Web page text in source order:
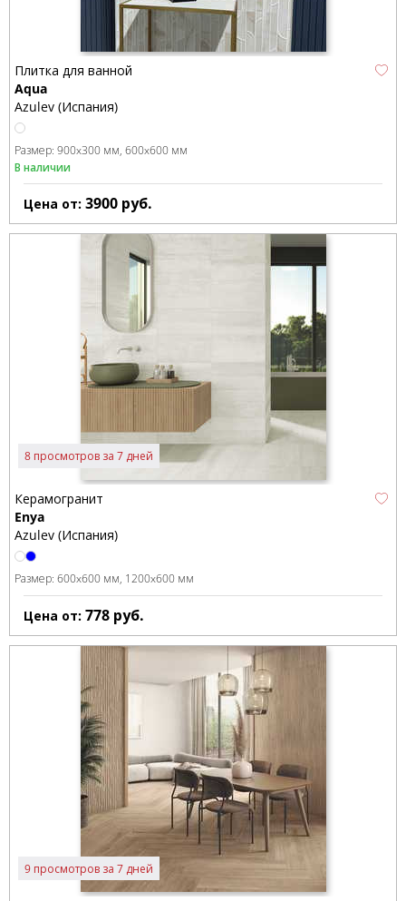
Плитка для ванной
Aqua
Azulev (Испания)
Размер: 900x300 мм 600x600 мм
В наличии
Цена от: 3900 руб.
8 просмотров за 7 дней
Керамогранит
Enya
Azulev (Испания)
Размер: 600x600 мм 1200x600 мм
Цена от: 778 руб.
9 просмотров за 7 дней